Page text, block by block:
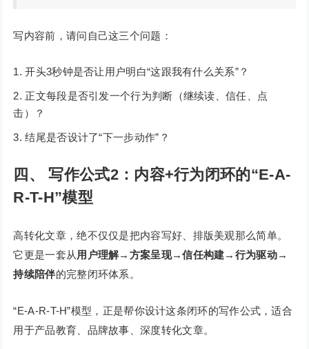
写内容前，请问自己这三个问题：
开头3秒钟是否让用户明白“这跟我有什么关系”？
正文每段是否引发一个行为判断（继续读、信任、点
击）？
结尾是否设计了“下一步动作”？
四 、
写作公式2：内容+行为闭环的“E-A-
R-T-H”模型
高转化文章，绝不仅仅是把内容写好、排版美观那么简单。
它更是一套从 用户理解→方案呈现→信任构建→行为驱动→
持续陪伴的完整闭环体系。
“E-A-R-T-H”模型，正是帮你设计这条闭环的写作公式，适合
用于产品教育、品牌故事、深度转化文章。